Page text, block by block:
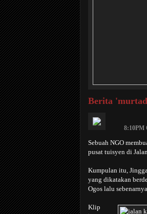
Berita
8:10PM
Sebuah NGO
pusat tuisyen di
Kumpulan itu,
yang dikatakan
Ogos lalu
Klip